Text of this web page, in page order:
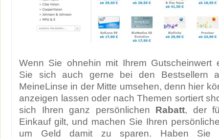
Wenn Sie ohnehin mit Ihrem Gutscheinwert
Sie sich auch gerne bei den Bestsellern
MeineLinse in der Mitte umsehen, denn hier
anzeigen lassen oder nach Themen sortiert
sich Ihren ganz persönlichen Rabatt, der
Einkauf gilt, und machen Sie Ihren
um Geld damit zu sparen. Haben Sie